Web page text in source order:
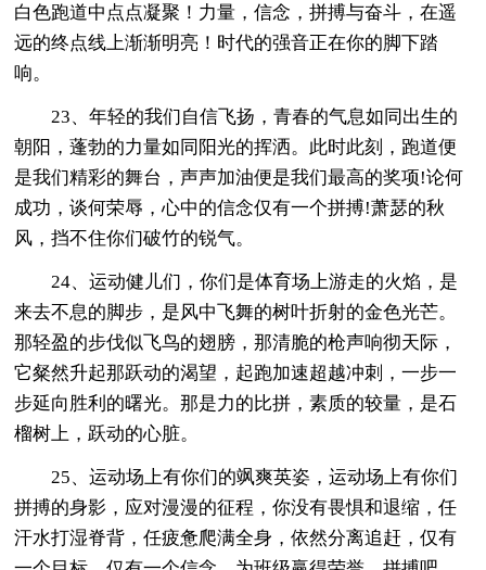
白色跑道中点点凝聚！力量，信念，拼搏与奋斗，在遥
远的终点线上渐渐明亮！时代的强音正在你的脚下踏
响。
23、年轻的我们自信飞扬，青春的气息如同出生的
朝阳，蓬勃的力量如同阳光的挥洒。此时此刻，跑道便
是我们精彩的舞台，声声加油便是我们最高的奖项!论何
成功，谈何荣辱，心中的信念仅有一个拼搏!萧瑟的秋
风，挡不住你们破竹的锐气。
24、运动健儿们，你们是体育场上游走的火焰，是
来去不息的脚步，是风中飞舞的树叶折射的金色光芒。
那轻盈的步伐似飞鸟的翅膀，那清脆的枪声响彻天际，
它粲然升起那跃动的渴望，起跑加速超越冲刺，一步一
步延向胜利的曙光。那是力的比拼，素质的较量，是石
榴树上，跃动的心脏。
25、运动场上有你们的飒爽英姿，运动场上有你们
拼搏的身影，应对漫漫的征程，你没有畏惧和退缩，任
汗水打湿脊背，任疲惫爬满全身，依然分离追赶，仅有